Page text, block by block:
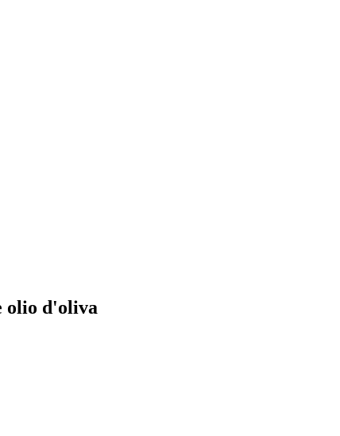
olio d'oliva